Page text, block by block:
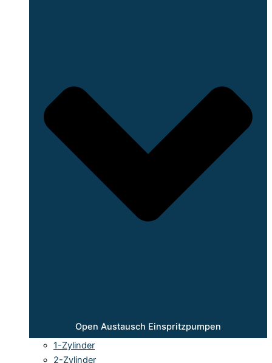
Open Austausch Einspritzpumpen
1-Zylinder
2-Zylinder